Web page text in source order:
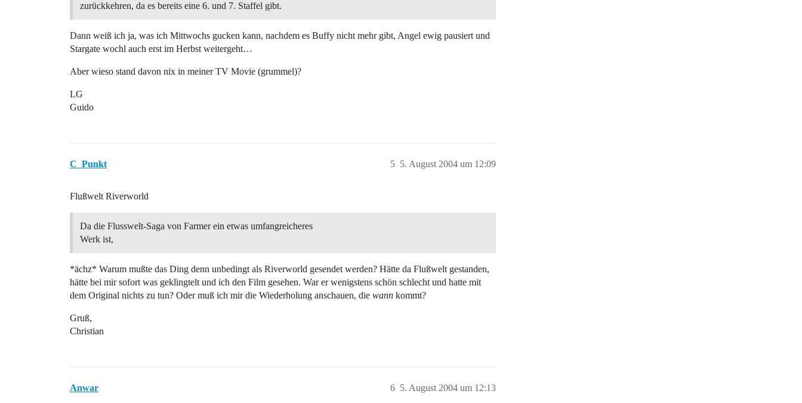
zurückkehren, da es bereits eine 6. und 7. Staffel gibt.
Dann weiß ich ja, was ich Mittwochs gucken kann, nachdem es Buffy nicht mehr gibt, Angel ewig pausiert und
Stargate wochl auch erst im Herbst weitergeht…
Aber wieso stand davon nix in meiner TV Movie (grummel)?
LG
Guido
C_Punkt 5. August 2004 um 12:09
5
Flußwelt Riverworld
Da die Flusswelt-Saga von Farmer ein etwas umfangreicheres
Werk ist,
*ächz* Warum mußte das Ding denn unbedingt als Riverworld gesendet werden? Hätte da Flußwelt gestanden,
hätte bei mir sofort was geklingtelt und ich den Film gesehen. War er wenigstens schön schlecht und hatte mit
dem Original nichts zu tun? Oder muß ich mir die Wiederholung anschauen, die wann kommt?
Gruß,
Christian
Anwar 5. August 2004 um 12:13
6